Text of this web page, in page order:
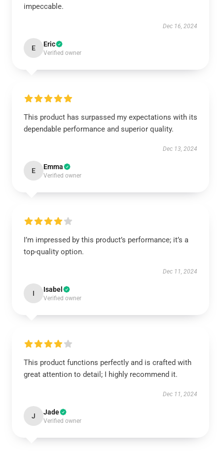
impeccable.
Dec 16, 2024
E Eric
Verified owner
This product has surpassed my expectations with its
dependable performance and superior quality.
Dec 13, 2024
E Emma
Verified owner
I’m impressed by this product’s performance; it’s a
top-quality option.
Dec 11, 2024
I Isabel
Verified owner
This product functions perfectly and is crafted with
great attention to detail; I highly recommend it.
Dec 11, 2024
J Jade
Verified owner